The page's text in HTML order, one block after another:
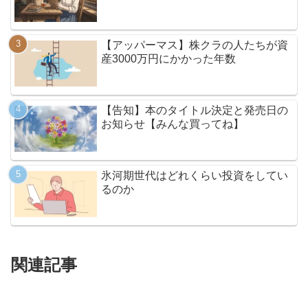
【アッパーマス】株クラの人たちが資
産3000万円にかかった年数
【告知】本のタイトル決定と発売日の
お知らせ【みんな買ってね】
氷河期世代はどれくらい投資をしてい
るのか
関連記事